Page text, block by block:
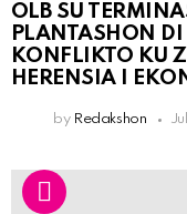
OLB SU
PLANTASHON
KONFLIKTO KU
HERENSIA I
by Redakshon